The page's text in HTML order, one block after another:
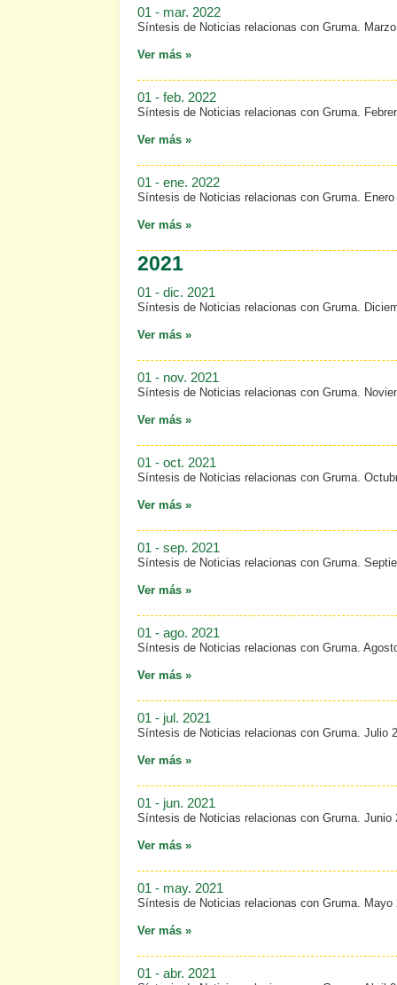
01 - mar. 2022
Síntesis de Noticias relacionas con Gruma.
Ver más »
01 - feb. 2022
Síntesis de Noticias relacionas con Gruma.
Ver más »
01 - ene. 2022
Síntesis de Noticias relacionas con Gruma. Enero
Ver más »
2021
01 - dic. 2021
Síntesis de Noticias relacionas con Gruma.
Ver más »
01 - nov. 2021
Síntesis de Noticias relacionas con Gruma.
Ver más »
01 - oct. 2021
Síntesis de Noticias relacionas con Gruma.
Ver más »
01 - sep. 2021
Síntesis de Noticias relacionas con Gruma.
Ver más »
01 - ago. 2021
Síntesis de Noticias relacionas con Gruma.
Ver más »
01 - jul. 2021
Síntesis de Noticias relacionas con Gruma. Julio
Ver más »
01 - jun. 2021
Síntesis de Noticias relacionas con Gruma. Junio
Ver más »
01 - may. 2021
Síntesis de Noticias relacionas con Gruma. Mayo
Ver más »
01 - abr. 2021